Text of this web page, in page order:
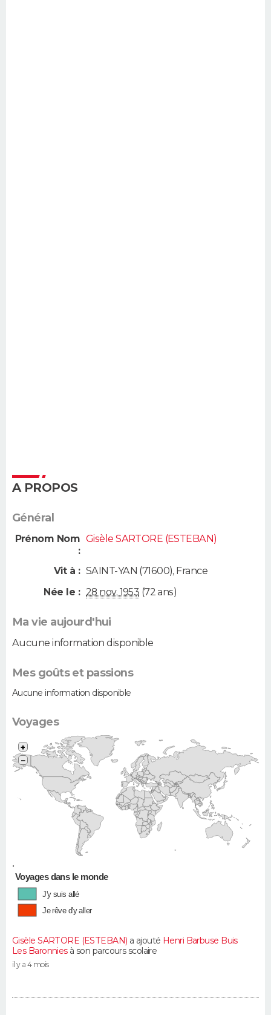
A PROPOS
Général
Prénom Nom
:
Gisèle SARTORE (ESTEBAN)
Vit à : SAINT-YAN (71600), France
Née le : 28 nov. 1953 (72 ans)
Ma vie aujourd'hui
Aucune information disponible
Mes goûts et passions
Aucune information disponible
Voyages
•
+
−
Voyages dans le monde
J'y suis allé
Je rêve d'y aller
Gisèle SARTORE (ESTEBAN) a ajouté Henri Barbuse Buis
Les Baronniesà son parcours scolaire
il y a 4 mois